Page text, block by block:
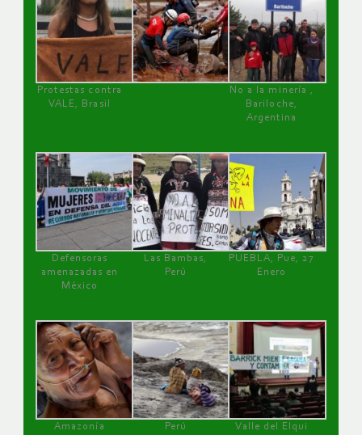
Protestas contra
VALE, Brasil
No a la minería ,
Bariloche,
Argentina
Defensoras
amenazadas en
México
Las Bambas,
Perú
PUEBLA, Pue, 27
Enero
Amazonía
Perú
Valle del Elqui